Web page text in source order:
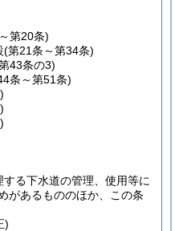
第20条)
(第21条～第34条)
43条の3)
条～第51条)
る下水道の管理、使用等に
があるもののほか、この条
)